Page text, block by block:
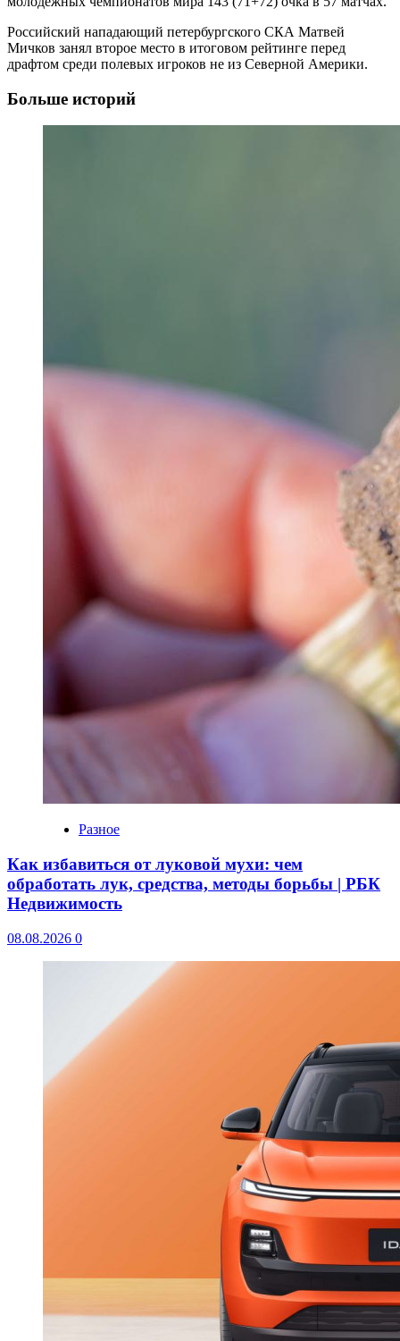
Российский нападающий петербургского СКА Матвей
Мичков занял второе место в итоговом рейтинге перед
драфтом среди полевых игроков не из Северной Америки.
Больше историй
Разное
Как избавиться от луковой мухи: чем
обработать лук, средства, методы борьбы | РБК
Недвижимость
08.08.2026 0